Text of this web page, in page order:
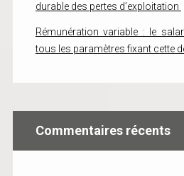
durable des pertes d’exploitation
Rémunération variable : le
tous les paramètres fixant cette
Commentaires récents